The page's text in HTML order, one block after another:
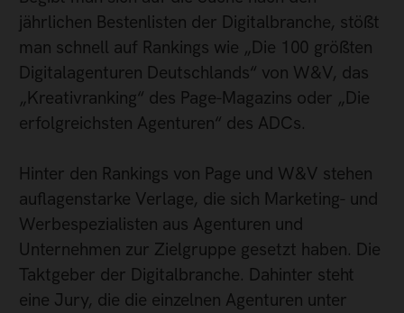
jährlichen Bestenlisten der Digitalbranche, stößt
man schnell auf Rankings wie „Die 100 größten
Digitalagenturen Deutschlands“ von W&V, das
„Kreativranking“ des Page-Magazins oder „Die
erfolgreichsten Agenturen“ des ADCs.
Hinter den Rankings von Page und W&V stehen
auflagenstarke Verlage, die sich Marketing- und
Werbespezialisten aus Agenturen und
Unternehmen zur Zielgruppe gesetzt haben. Die
Taktgeber der Digitalbranche. Dahinter steht
eine Jury, die die einzelnen Agenturen unter